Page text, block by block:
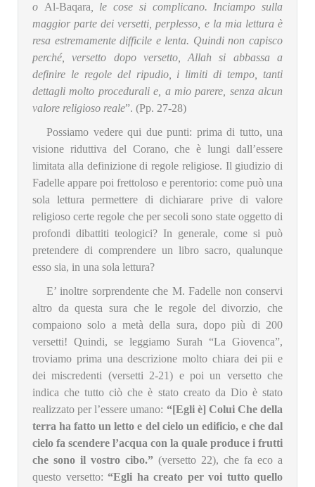
o Al-Baqara, le cose si complicano. Inciampo sulla
maggior parte dei versetti, perplesso, e la mia lettura è
resa estremamente difficile e lenta. Quindi non capisco
perché, versetto dopo versetto, Allah si abbassa a
definire le regole del ripudio, i limiti di tempo, tanti
dettagli molto procedurali e, a mio parere, senza alcun
valore religioso reale”. (Pp. 27-28)
Possiamo vedere qui due punti: prima di tutto, una
visione riduttiva del Corano, che è lungi dall’essere
limitata alla definizione di regole religiose. Il giudizio di
Fadelle appare poi frettoloso e perentorio: come può una
sola lettura permettere di dichiarare prive di valore
religioso certe regole che per secoli sono state oggetto di
profondi dibattiti teologici? In generale, come si può
pretendere di comprendere un libro sacro, qualunque
esso sia, in una sola lettura?
E’ inoltre sorprendente che M. Fadelle non conservi
altro da questa sura che le regole del divorzio, che
compaiono solo a metà della sura, dopo più di 200
versetti! Quindi, se leggiamo Surah “La Giovenca”,
troviamo prima una descrizione molto chiara dei pii e
dei miscredenti (versetti 2-21) e poi un versetto che
indica che tutto ciò che è stato creato da Dio è stato
realizzato per l’essere umano: “[Egli è] Colui Che della
terra ha fatto un letto e del cielo un edificio, e che dal
cielo fa scendere l’acqua con la quale produce i frutti
che sono il vostro cibo.” (versetto 22), che fa eco a
questo versetto: “Egli ha creato per voi tutto quello